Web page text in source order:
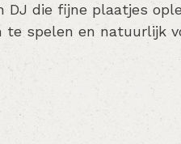
DJ die fijne plaatjes
spelen en natuurlijk